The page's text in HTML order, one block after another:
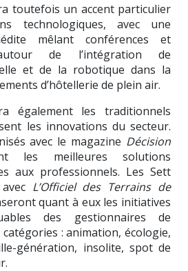
toutefois un accent particulier
technologiques, avec une
mêlant conférences et
de l’intégration de
et de la robotique dans la
d’hôtellerie de plein air.
également les traditionnels
les innovations du secteur.
avec le magazine Décision
les meilleures solutions
aux professionnels. Les Sett
L’Officiel des Terrains de
quant à eux les initiatives
des gestionnaires de
: animation, écologie,
génération, insolite, spot de